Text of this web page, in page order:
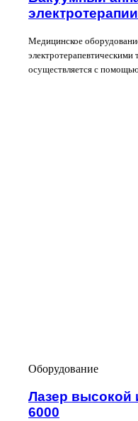
Медицинское
электротерапевтическими
осуществляется с
Оборудование
Лазер высокой
6000